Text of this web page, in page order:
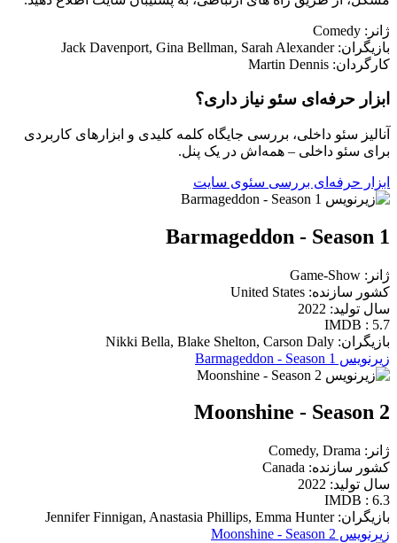
ژانر: Comedy
بازیگران: Jack Davenport, Gina Bellman, Sarah Alexander
کارگردان: Martin Dennis
ابزار حرفه‌ای سئو نیاز داری؟
آنالیز سئو داخلی، بررسی جایگاه کلمه کلیدی و ابزارهای کاربردی
برای سئو داخلی – همه‌اش در یک پنل.
ابزار حرفه‌ای بررسی سئوی سایت
Barmageddon - Season 1
ژانر: Game-Show
کشور سازنده: United States
سال تولید: 2022
IMDB : 5.7
بازیگران: Nikki Bella, Blake Shelton, Carson Daly
زیرنویس Barmageddon - Season 1
Moonshine - Season 2
ژانر: Comedy, Drama
کشور سازنده: Canada
سال تولید: 2022
IMDB : 6.3
بازیگران: Jennifer Finnigan, Anastasia Phillips, Emma Hunter
زیرنویس Moonshine - Season 2